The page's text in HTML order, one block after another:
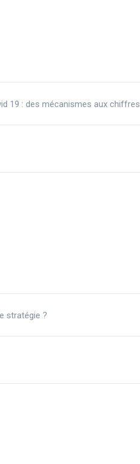
19 : des mécanismes aux chiffres
stratégie ?